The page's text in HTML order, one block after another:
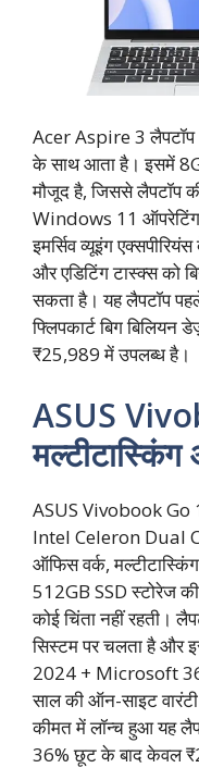
Acer Aspire 3
के साथ आता है। इसमें
मौजूद है, जिससे लैपटॉप
Windows 11
इमर्सिव व्यूइंग
और एडिटिंग टास्क्स को
सकता है। यह लैपटॉप
फ्लिपकार्ट बिग
₹25,989 में उपलब्ध है।
ASUS
ASUS Vivobook Go
Intel Celeron Dual
ऑफिस वर्क,
512GB SSD स्टोरेज
कोई चिंता नहीं रहती।
सिस्टम पर चलता है
2024 + Microsoft
साल की ऑन-साइट
कीमत में लॉन्च हुआ यह
36% छूट के बाद केवल